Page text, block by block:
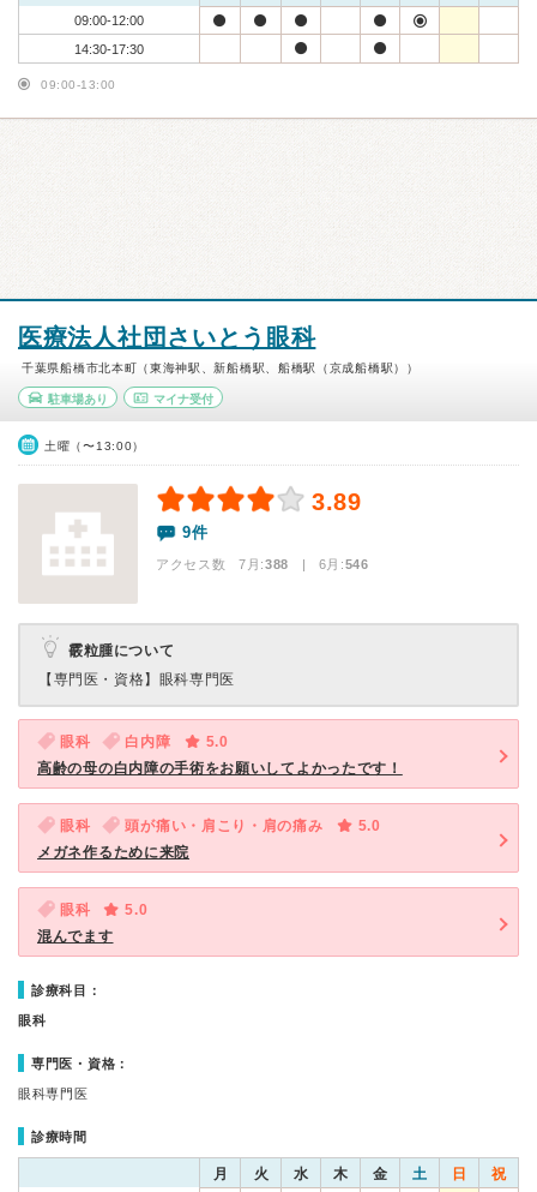
09:00-12:00
14:30-17:30
09:00-13:00
医療法人社団さいとう眼科
千葉県船橋市北本町（東海神駅、新船橋駅、船橋駅（京成船橋駅））
駐車場あり マイナ受付
土曜（〜13:00）
3.89
9件
アクセス数 7月:388 | 6月:546
霰粒腫について
【専門医・資格】 眼科専門医
眼科 白内障
5.0
高齢の母の白内障の手術をお願いしてよかったです！
眼科 頭が痛い・肩こり・肩の痛み
5.0
メガネ作るために来院
眼科
5.0
混んでます
診療科目：
眼科
専門医・資格：
眼科専門医
診療時間
月 火 水 木 金 土 日 祝